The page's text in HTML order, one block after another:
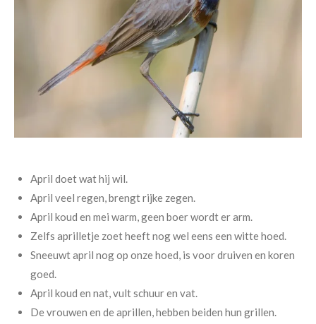
April doet wat hij wil.
April veel regen, brengt rijke zegen.
April koud en mei warm, geen boer wordt er arm.
Zelfs aprilletje zoet heeft nog wel eens een witte hoed.
Sneeuwt april nog op onze hoed, is voor druiven en koren
goed.
April koud en nat, vult schuur en vat.
De vrouwen en de aprillen, hebben beiden hun grillen.